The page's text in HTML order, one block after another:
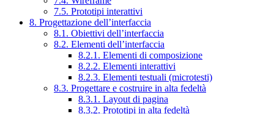
7.5. Prototipi interattivi
8. Progettazione dell’interfaccia
8.1. Obiettivi dell’interfaccia
8.2. Elementi dell’interfaccia
8.2.1. Elementi di composizione
8.2.2. Elementi interattivi
8.2.3. Elementi testuali (microtesti)
8.3. Progettare e costruire in alta fedeltà
8.3.1. Layout di pagina
8.3.2. Prototipi in alta fedeltà